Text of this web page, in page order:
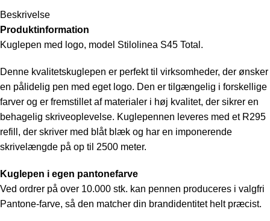
Beskrivelse
Produktinformation
Kuglepen med logo, model Stilolinea S45 Total.
Denne kvalitetskuglepen er perfekt til virksomheder, der ønsker
en pålidelig pen med eget logo. Den er tilgængelig i forskellige
farver og er fremstillet af materialer i høj kvalitet, der sikrer en
behagelig skriveoplevelse. Kuglepennen leveres med et R295
refill, der skriver med blåt blæk og har en imponerende
skrivelængde på op til 2500 meter.
Kuglepen i egen pantonefarve
Ved ordrer på over 10.000 stk. kan pennen produceres i valgfri
Pantone-farve, så den matcher din brandidentitet helt præcist.